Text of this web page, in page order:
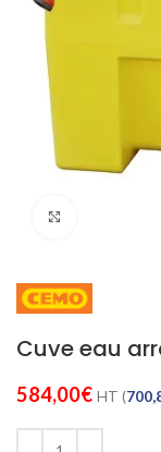
Cuve eau
584,00€ HT (